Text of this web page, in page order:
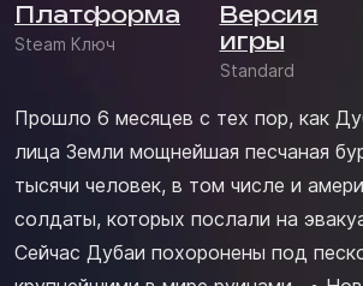
Платформа
Steam Ключ
Версия
игры
Standard
Прошло 6 месяцев с тех пор, как
лица Земли мощнейшая песчаная
тысячи человек, в том числе и
солдаты, которых послали на
Сейчас Дубаи похоронены под